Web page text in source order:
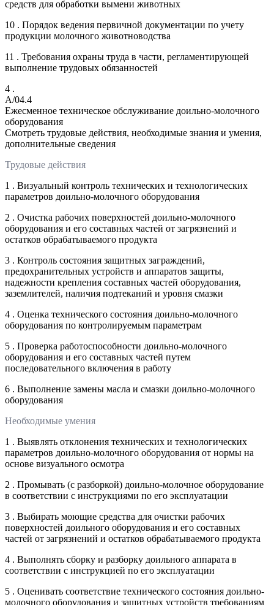
средств для обработки вымени животных
10 . Порядок ведения первичной документации по учету
продукции молочного животноводства
11 . Требования охраны труда в части, регламентирующей
выполнение трудовых обязанностей
4 .
A/04.4
Ежесменное техническое обслуживание доильно-молочного
оборудования
Смотреть трудовые действия, необходимые знания и умения,
дополнительные сведения
Трудовые действия
1 . Визуальный контроль технических и технологических
параметров доильно-молочного оборудования
2 . Очистка рабочих поверхностей доильно-молочного
оборудования и его составных частей от загрязнений и
остатков обрабатываемого продукта
3 . Контроль состояния защитных заграждений,
предохранительных устройств и аппаратов защиты,
надежности крепления составных частей оборудования,
заземлителей, наличия подтеканий и уровня смазки
4 . Оценка технического состояния доильно-молочного
оборудования по контролируемым параметрам
5 . Проверка работоспособности доильно-молочного
оборудования и его составных частей путем
последовательного включения в работу
6 . Выполнение замены масла и смазки доильно-молочного
оборудования
Необходимые умения
1 . Выявлять отклонения технических и технологических
параметров доильно-молочного оборудования от нормы на
основе визуального осмотра
2 . Промывать (с разборкой) доильно-молочное оборудование
в соответствии с инструкциями по его эксплуатации
3 . Выбирать моющие средства для очистки рабочих
поверхностей доильного оборудования и его составных
частей от загрязнений и остатков обрабатываемого продукта
4 . Выполнять сборку и разборку доильного аппарата в
соответствии с инструкцией по его эксплуатации
5 . Оценивать соответствие технического состояния доильно-
молочного оборудования и защитных устройств требованиям